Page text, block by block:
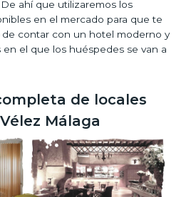
De ahí que utilizaremos los
en el mercado para que te
contar con un hotel moderno y
el que los huéspedes se van a
de locales
Málaga